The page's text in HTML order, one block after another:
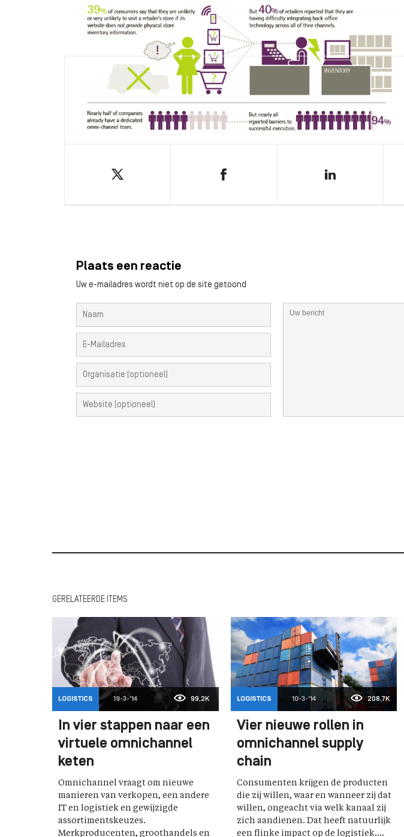
Plaats een reactie
Uw e-mailadres wordt niet op de site getoond
GERELATEERDE ITEMS
LOGISTICS 19-3-'14 99,2K
In vier stappen naar een
virtuele omnichannel
keten
Omnichannel vraagt om nieuwe
manieren van verkopen, een andere
IT en logistiek en gewijzigde
assortimentskeuzes.
Merkproducenten, groothandels en
LOGISTICS 10-3-'14 208,7K
Vier nieuwe rollen in
omnichannel supply
chain
Consumenten krijgen de producten
die zij willen, waar en wanneer zij dat
willen, ongeacht via welk kanaal zij
zich aandienen. Dat heeft natuurlijk
een flinke impact op de logistiek....